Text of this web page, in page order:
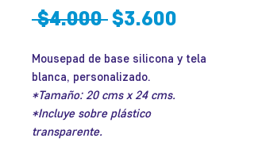
$4.000 Precio
$3.600
oferta
Mousepad de base silicona y tela
blanca, personalizado.
*Tamaño: 20 cms x 24 cms.
*Incluye sobre plástico
transparente.